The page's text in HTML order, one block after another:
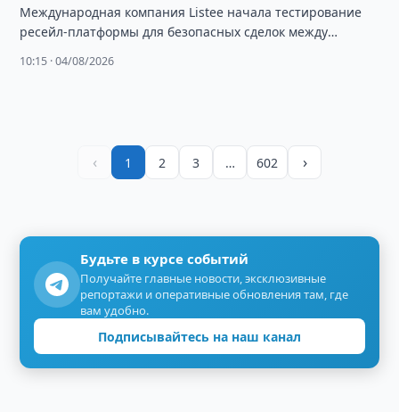
Международная компания Listee начала тестирование
ресейл-платформы для безопасных сделок между
10:15 · 04/08/2026
‹ 1 2 3 … 602 ›
Будьте в курсе событий
Получайте главные новости, эксклюзивные
репортажи и оперативные обновления там, где
вам удобно.
Подписывайтесь на наш канал